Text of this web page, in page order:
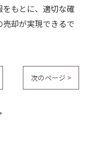
もとに、適切な確
却が実現できるで
次のページ >